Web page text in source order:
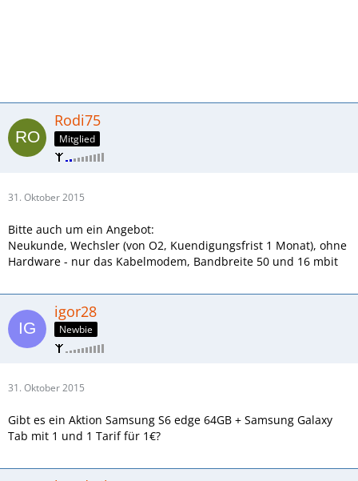
Rodi75
Mitglied
31. Oktober 2015
Bitte auch um ein Angebot:
Neukunde, Wechsler (von O2, Kuendigungsfrist 1 Monat), ohne
Hardware - nur das Kabelmodem, Bandbreite 50 und 16 mbit
igor28
Newbie
31. Oktober 2015
Gibt es ein Aktion Samsung S6 edge 64GB + Samsung Galaxy
Tab mit 1 und 1 Tarif für 1€?